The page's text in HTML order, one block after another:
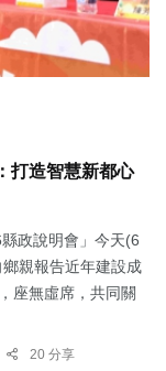
打造智慧新都心
政說明會」今天(6
親報告近年建設成
座無虛席，共同關
20 分享